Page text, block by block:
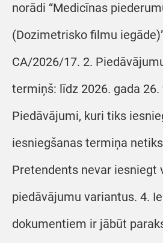
norādi “Medicīnas
(Dozimetrisko filmu
CA/2026/17. 2.
termiņš: līdz 2026. gada
Piedāvājumi, kuri tiks
iesniegšanas termiņa
Pretendents nevar iesniegt
piedāvājumu variantus. 4.
dokumentiem ir jābūt